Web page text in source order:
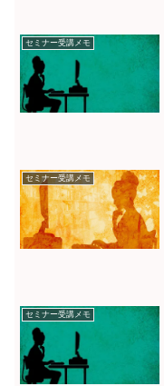
セミナー受講メモ
セミナー受講メモ
セミナー受講メモ